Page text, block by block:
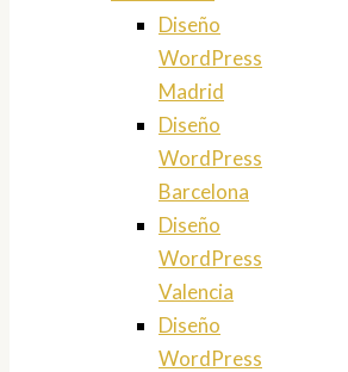
Diseño
WordPress
Madrid
Diseño
WordPress
Barcelona
Diseño
WordPress
Valencia
Diseño
WordPress